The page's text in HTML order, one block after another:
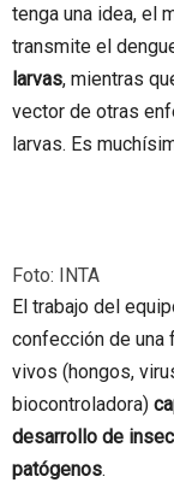
tenga una idea, el
transmite el
larvas, mientras
vector de otras
larvas. Es
Foto: INTA
El trabajo del
confección de una
vivos (hongos,
biocontroladora)
desarrollo de
patógenos.